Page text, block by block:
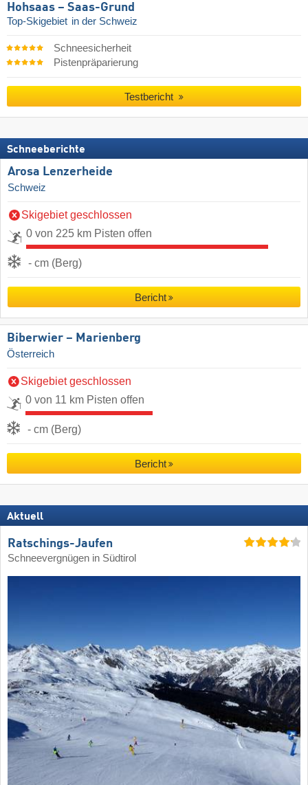
Hohsaas – Saas-Grund
Top-Skigebiet in der Schweiz
Schneesicherheit
Pistenpräparierung
Testbericht
Schneeberichte
Arosa Lenzerheide
Schweiz
Skigebiet geschlossen
0 von 225 km Pisten offen
- cm (Berg)
Bericht
Biberwier – Marienberg
Österreich
Skigebiet geschlossen
0 von 11 km Pisten offen
- cm (Berg)
Bericht
Aktuell
Ratschings-Jaufen
Schneevergnügen in Südtirol